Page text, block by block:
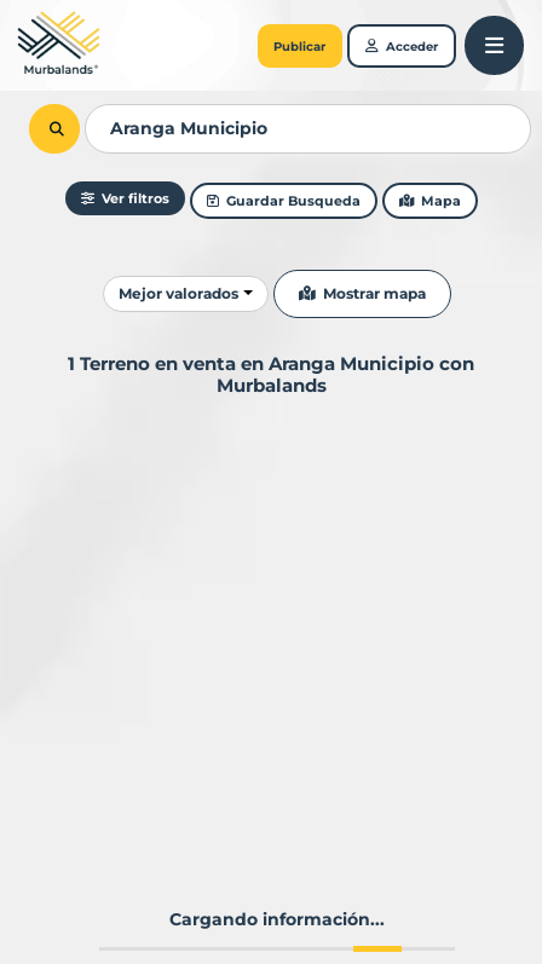
Publicar Acceder
Ver filtros Guardar Busqueda Mapa
Ordenar resultados
Mejor valorados Mostrar mapa
1 Terreno en venta en Aranga Municipio con
Murbalands
Cargando información...